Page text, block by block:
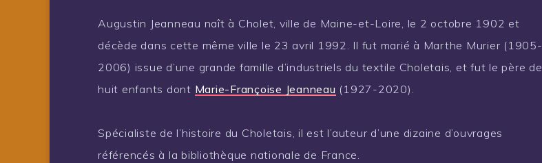
Augustin Jeanneau naît à Cholet, ville de Maine-et-Loire, le 2 octobre 1902 et
décède dans cette même ville le 23 avril 1992. Il fut marié à Marthe Murier (1905-
2006) issue d’une grande famille d’industriels du textile Choletais, et fut le père de
huit enfants dont Marie-Françoise Jeanneau (1927-2020).
Spécialiste de l’histoire du Choletais, il est l’auteur d’une dizaine d’ouvrages
référencés à la bibliothèque nationale de France.